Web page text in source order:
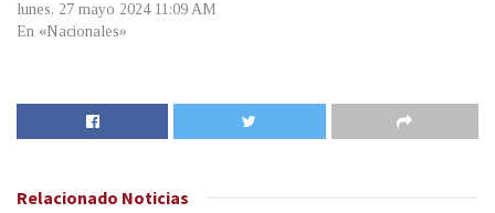
lunes, 27 mayo 2024 11:09 AM
En «Nacionales»
Relacionado Noticias